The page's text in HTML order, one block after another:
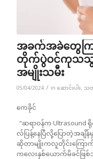
အခက်အခဲတွေက
တိုက်ပွဲဝင်ကုသသွာ
အမျိုးသမီး
05/04/2024 / in ဆောင်းပါး, သတ
ကေခိုင်
“ဆရာဝန်က
လ်ပြန့်နေပြီလို့ပြောတဲ့အခ
ဆိုတာမျိုးကလူတိုင်းကြ
ကလေးနှစ်ယောက်မိခင်ဖြစ်